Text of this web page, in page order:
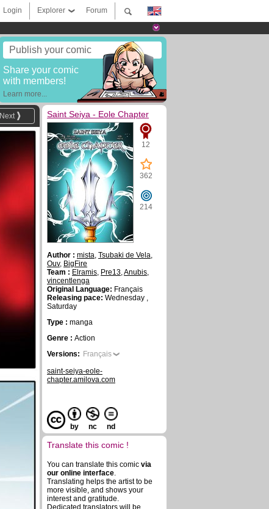
Forum
Explorer
Login
Publish your comic
Share your comic
with members!
Learn more...
Next Saint Seiya - Eole Chapter
12
362
214
Author : mista, Tsubaki de Vela,
Ouv, BigFire
Team : Elramis, Pre13,Anubis,
vincentlenga
Original Language: Français
Releasing pace: Wednesday ,
Saturday
Type : manga
Genre : Action
Versions: Français
saint-seiya-eole-
chapter.amilova.com
by nc nd
Translate this comic !
You can translate this comic via
our online interface.
Translating helps the artist to be
more visible, and shows your
interest and gratitude.
Dedicated translators will be